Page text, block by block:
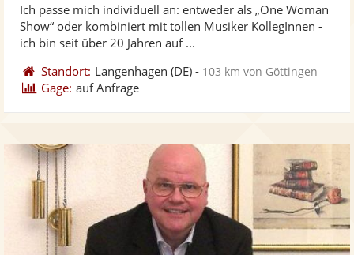
Fotos
5
Ich passe mich individuell an: entweder als „One Woman
Show“ oder kombiniert mit tollen Musiker KollegInnen -
ich bin seit über 20 Jahren auf ...
Standort: Langenhagen (DE) - 103 km von Göttingen
Gage: auf Anfrage